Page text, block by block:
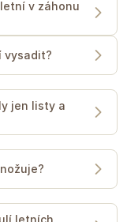
se mohou
umístění,
vašich
v záhonu
vysadit?
jen listy a
letních